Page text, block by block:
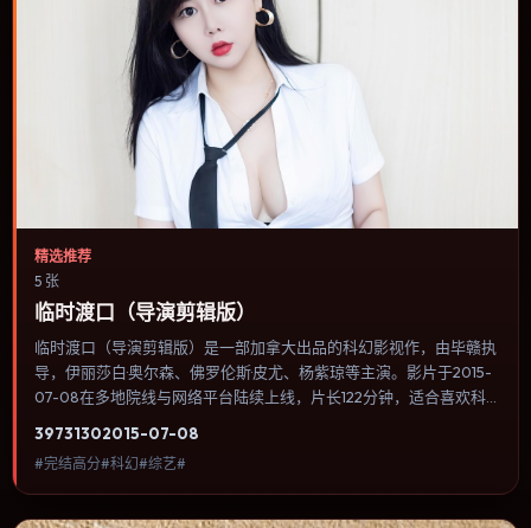
精选推荐
5 张
临时渡口（导演剪辑版）
临时渡口（导演剪辑版）是一部加拿大出品的科幻影视作，由毕赣执
导，伊丽莎白·奥尔森、佛罗伦斯·皮尤、杨紫琼等主演。影片于2015-
07-08在多地院线与网络平台陆续上线，片长122分钟，适合喜欢科
情节推进，节奏与视听语言统一，可作为休闲观影或类型片补片的选
择。
39731302015-07-08
#完结高分#科幻#综艺#